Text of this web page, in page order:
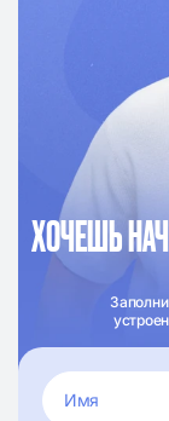
ХОЧЕШЬ